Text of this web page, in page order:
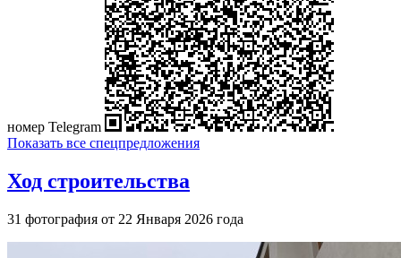
номер Telegram
Показать все спецпредложения
Ход строительства
31 фотография от 22 Января 2026 года